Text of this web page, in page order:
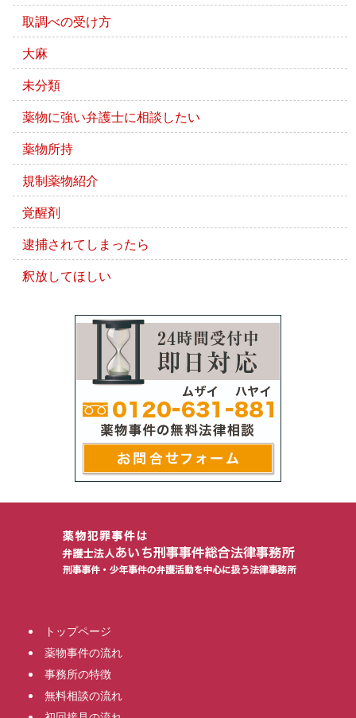
取調べの受け方
大麻
未分類
薬物に強い弁護士に相談したい
薬物所持
規制薬物紹介
覚醒剤
逮捕されてしまったら
釈放してほしい
トップページ
薬物事件の流れ
事務所の特徴
無料相談の流れ